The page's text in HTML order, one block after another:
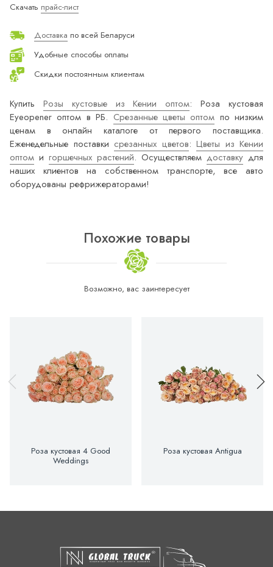
Скачать прайс-лист
Доставка по всей Беларуси
Удобные способы оплаты
Скидки постоянным клиентам
Купить Розы кустовые из Кении оптом: Роза кустовая
Eyeopener оптом в РБ. Срезанные цветы оптом по низким
ценам в онлайн каталоге от первого поставщика.
Еженедельные поставки срезанных цветов: Цветы из Кении
оптом и горшечных растений. Осуществляем доставку для
наших клиентов на собственном транспорте, все авто
оборудованы рефрижераторами!
Похожие товары
Возможно, вас заинтересует
Роза кустовая 4 Good
Weddings
Роза кустовая Antigua